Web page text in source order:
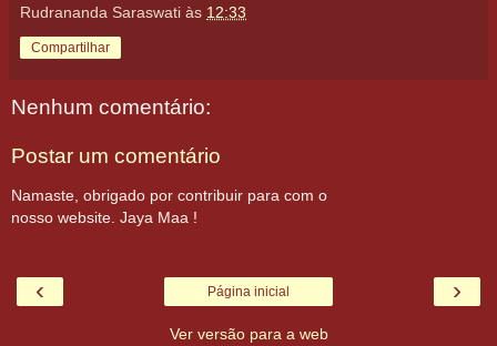
Rudrananda Saraswati às 12:33
Compartilhar
Nenhum comentário:
Postar um comentário
Namaste, obrigado por contribuir para com o
nosso website. Jaya Maa !
‹ ›
Página inicial
Ver versão para a web